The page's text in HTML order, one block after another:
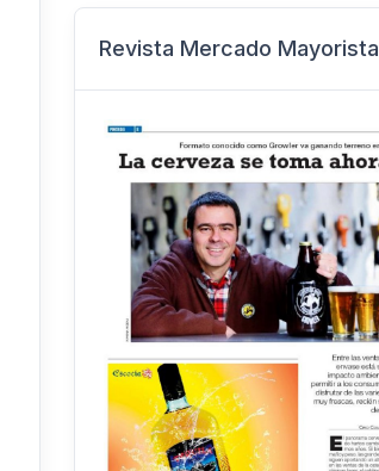
Revista Mercado Mayorista